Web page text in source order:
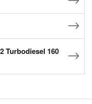
Turbodiesel 160